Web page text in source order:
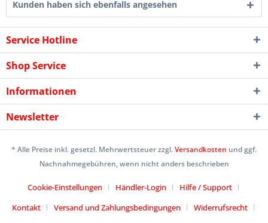
Kunden haben sich ebenfalls angesehen
Service Hotline
Shop Service
Informationen
Newsletter
* Alle Preise inkl. gesetzl. Mehrwertsteuer zzgl.Versandkosten und ggf.
Nachnahmegebühren, wenn nicht anders beschrieben
Cookie-Einstellungen Händler-Login
Hilfe / Support
Kontakt
Versand und Zahlungsbedingungen
Widerrufsrecht